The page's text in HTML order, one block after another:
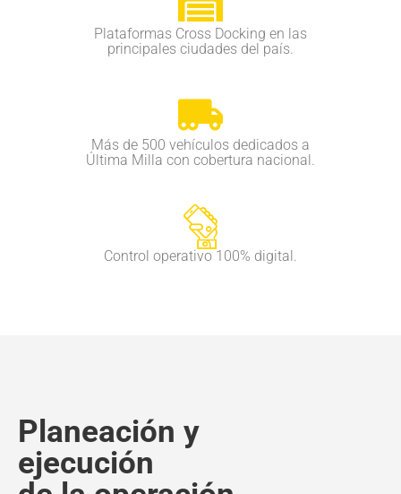
Plataformas Cross Docking en las
principales ciudades del país.
Más de 500 vehículos dedicados a
Última Milla con cobertura nacional.
Control operativo 100% digital.
Planeación y
ejecución